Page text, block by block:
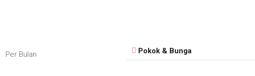
Per Bulan Pokok & Bunga